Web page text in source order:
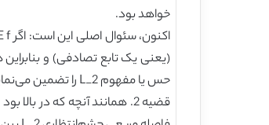
خواهد بود.
حس یا مفهوم L_2 را تضمین می‌نماید: